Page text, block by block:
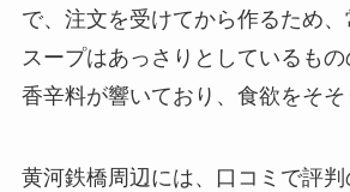
で、注文を受けてから作るため、
スープはあっさりとしているも
香辛料が響いており、食欲をそそ
黄河鉄橋周辺には、口コミで評